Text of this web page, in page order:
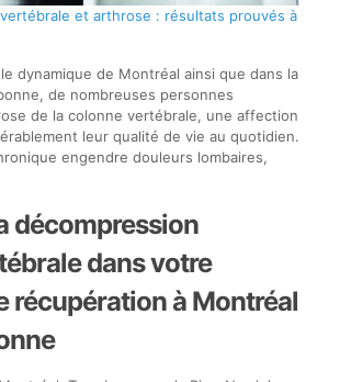
et arthrose : résultats prouvés à
dynamique de Montréal ainsi que dans la
de nombreuses personnes
de la colonne vertébrale, une affection
leur qualité de vie au quotidien.
engendre douleurs lombaires,
décompression
dans votre
récupération à Montréal